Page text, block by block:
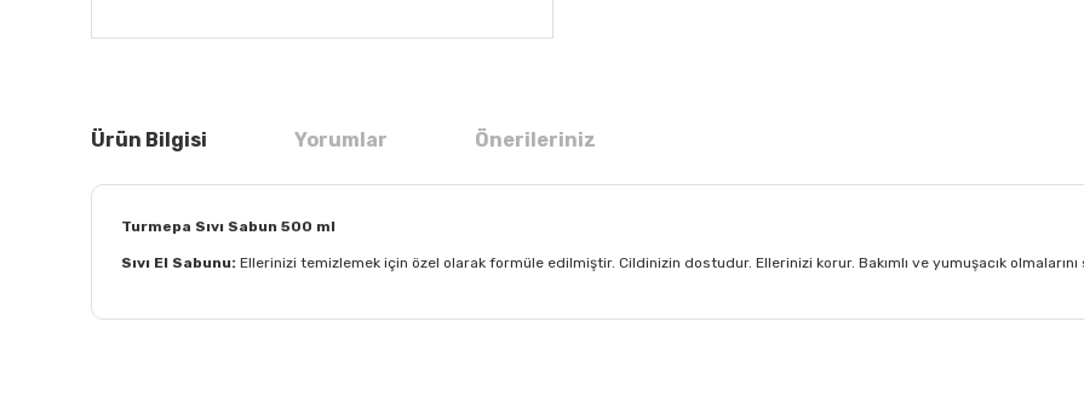
Ürün Bilgisi Yorumlar Önerileriniz
Turmepa Sıvı Sabun 500 ml
Sıvı El Sabunu: Ellerinizi temizlemek için özel olarak formüle edilmiştir. Cildinizin dostudur. Ellerinizi korur. Bakımlı ve yumuşacık olmalarını